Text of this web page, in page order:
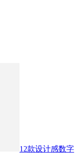
12款设计感数字